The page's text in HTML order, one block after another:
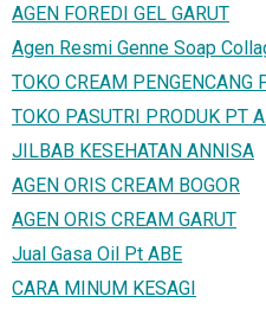
AGEN FOREDI GEL GARUT
Agen Resmi Genne Soap
TOKO CREAM PENGENCANG
TOKO PASUTRI PRODUK PT
JILBAB KESEHATAN ANNISA
AGEN ORIS CREAM BOGOR
AGEN ORIS CREAM GARUT
Jual Gasa Oil Pt ABE
CARA MINUM KESAGI